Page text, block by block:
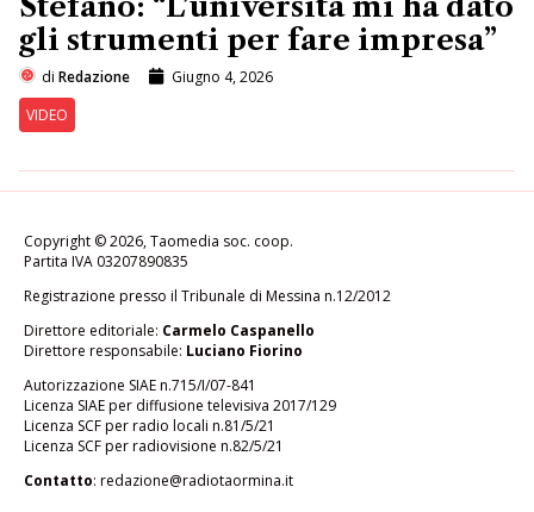
gli strumenti per fare impresa”
di Redazione
Giugno 4, 2026
VIDEO
Copyright © 2026, Taomedia soc. coop.
Partita IVA 03207890835
Registrazione presso il Tribunale di Messina n.12/2012
Direttore editoriale: Carmelo Caspanello
Direttore responsabile: Luciano Fiorino
Autorizzazione SIAE n.715/I/07-841
Licenza SIAE per diffusione televisiva 2017/129
Licenza SCF per radio locali n.81/5/21
Licenza SCF per radiovisione n.82/5/21
Contatto: redazione@radiotaormina.it